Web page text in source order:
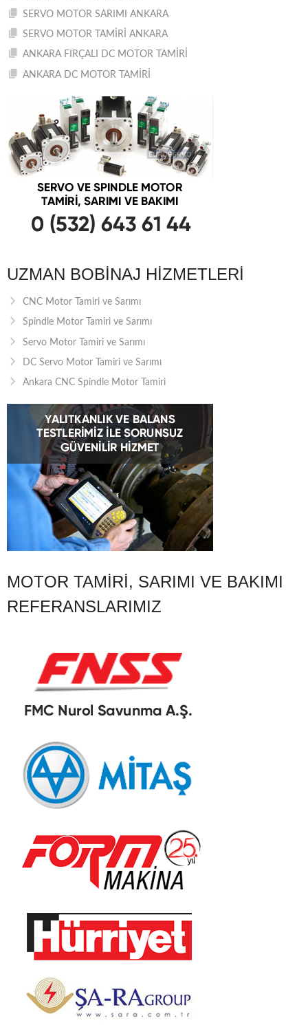
SERVO MOTOR SARIMI ANKARA
SERVO MOTOR TAMİRİ ANKARA
ANKARA FIRÇALI DC MOTOR TAMİRİ
ANKARA DC MOTOR TAMİRİ
UZMAN BOBINAJ HIZMETLERI
CNC Motor Tamiri ve Sarımı
Spindle Motor Tamiri ve Sarımı
Servo Motor Tamiri ve Sarımı
DC Servo Motor Tamiri ve Sarımı
Ankara CNC Spindle Motor Tamiri
MOTOR TAMIRI, SARIMI VE BAKIMI
REFERANSLARIMIZ